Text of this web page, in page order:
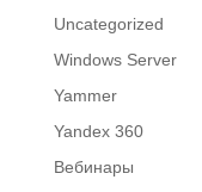
Uncategorized
Windows Server
Yammer
Yandex 360
Вебинары